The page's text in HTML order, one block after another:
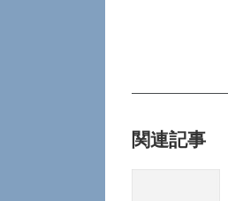
関連記事